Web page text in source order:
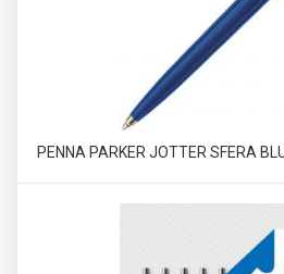
PENNA PARKER JOTTER SFERA